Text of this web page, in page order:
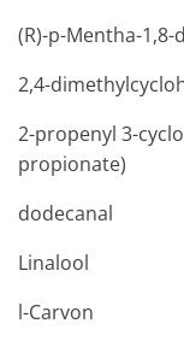
(R)-p-Mentha-1,8-
2,4-
2-propenyl 3-
propionate)
dodecanal
Linalool
l-Carvon